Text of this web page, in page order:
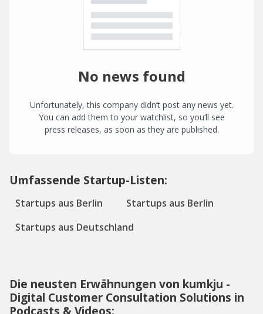
No news found
Unfortunately, this company didn’t post any news yet.
You can add them to your watchlist, so you’ll see
press releases, as soon as they are published.
Umfassende Startup-Listen:
Startups aus Berlin
Startups aus Berlin
Startups aus Deutschland
Die neusten Erwähnungen von kumkju -
Digital Customer Consultation Solutions in